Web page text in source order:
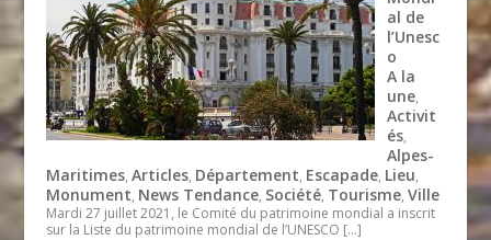
al de
l’Unesc
o
A la
une,
Activit
és,
Alpes-
Maritimes,Articles, Département, Escapade, Lieu,
Monument, News Tendance, Société, Tourisme,Ville
Mardi 27 juillet 2021, le Comité du patrimoine mondial a inscrit
sur la Liste du patrimoine mondial de l’UNESCO […]